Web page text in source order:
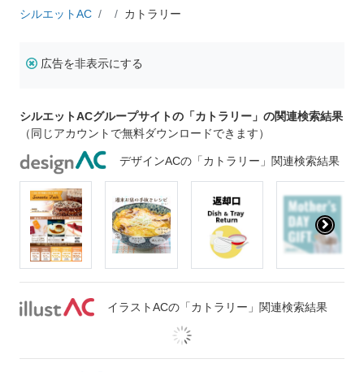
シルエットAC カトラリー
広告を非表示にする
シルエットACグループサイトの「カトラリー」の関連検索結果
（同じアカウントで無料ダウンロードできます）
デザインACの「カトラリー」関連検索結果
イラストACの「カトラリー」関連検索結果